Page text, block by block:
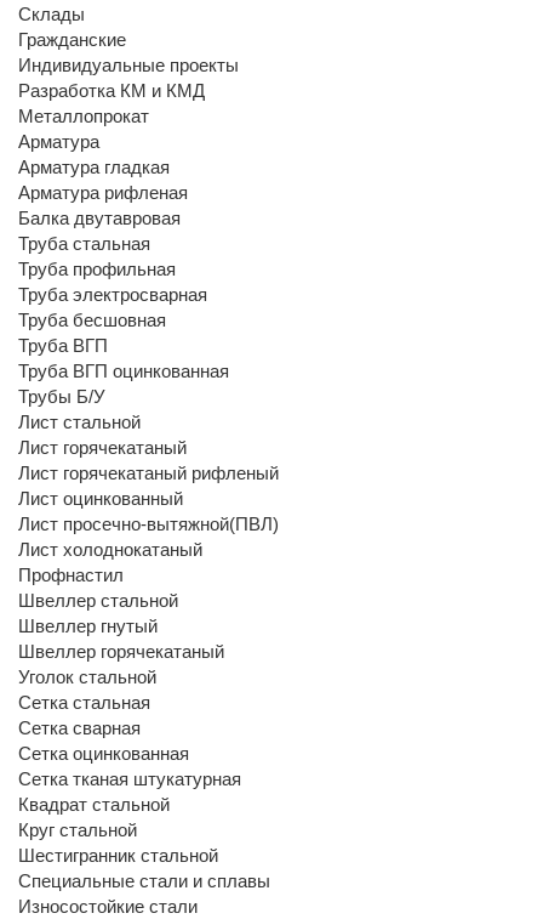
Склады
Гражданские
Индивидуальные проекты
Разработка КМ и КМД
Металлопрокат
Арматура
Арматура гладкая
Арматура рифленая
Балка двутавровая
Труба стальная
Труба профильная
Труба электросварная
Труба бесшовная
Труба ВГП
Труба ВГП оцинкованная
Трубы Б/У
Лист стальной
Лист горячекатаный
Лист горячекатаный рифленый
Лист оцинкованный
Лист просечно-вытяжной(ПВЛ)
Лист холоднокатаный
Профнастил
Швеллер стальной
Швеллер гнутый
Швеллер горячекатаный
Уголок стальной
Сетка стальная
Сетка сварная
Сетка оцинкованная
Сетка тканая штукатурная
Квадрат стальной
Круг стальной
Шестигранник стальной
Специальные стали и сплавы
Износостойкие стали